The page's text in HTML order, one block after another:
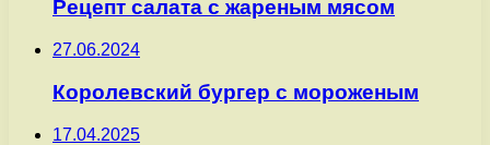
Рецепт салата с жареным мясом
27.06.2024
Королевский бургер с мороженым
17.04.2025